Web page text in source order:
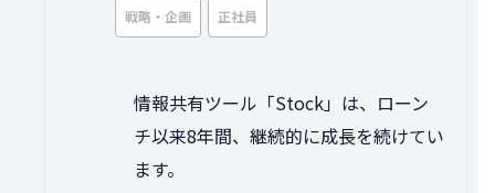
戦略・企画 正社員
情報共有ツール「Stock」は、ローン
チ以来8年間、継続的に成長を続けてい
ます。